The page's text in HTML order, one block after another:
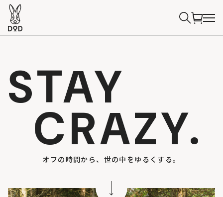
STAY
CRAZY.
オフの時間から、世の中をゆるくする。